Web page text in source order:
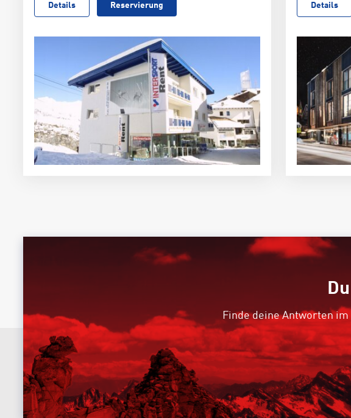
Details Reservierung Details
Finde deine Antworten